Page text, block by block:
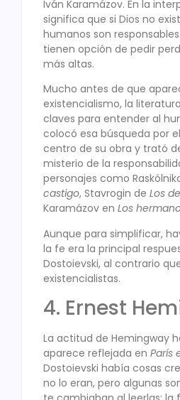
Iván Karamázov. En la
significa que si Dios no
humanos son
tienen opción de pedir
más altas.
Mucho antes de que
existencialismo, la
claves para entender al
colocó esa búsqueda por
centro de su obra y trató
misterio de la
personajes como
castigo, Stavrogin de Los
Karamázov en Los
Aunque para simplificar,
la fe era la principal
Dostoievski, al contrario
existencialistas.
4. Ernest
La actitud de Hemingway
aparece reflejada en París
Dostoievski había cosas
no lo eran, pero algunas